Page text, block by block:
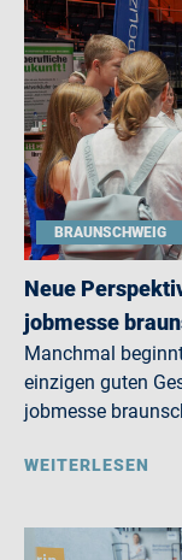
BRAUNSCHWEIG
Neue
jobmesse
Manchmal
einzigen guten
jobmesse
WEITERLESEN